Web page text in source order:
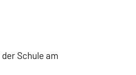
Schule am